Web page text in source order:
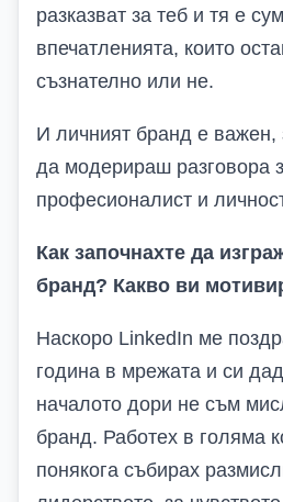
разказват за теб и тя е
впечатленията, които
съзнателно или не.
И личният бранд е важен,
да модерираш разговора
професионалист и
Как започнахте да
бранд? Какво ви
Наскоро LinkedIn ме
година в мрежата и си
началото дори не съм
бранд. Работех в голяма
понякога събирах